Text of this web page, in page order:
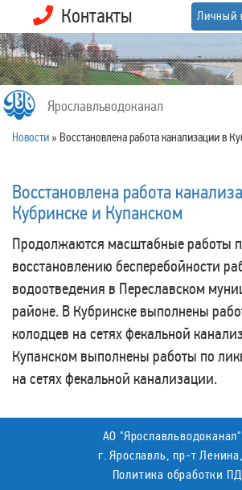
Контакты Личный
Ярославльводоканал
Новости » Восстановлена работа канализации в
Восстановлена работа
Кубринске и Купанском
Продолжаются масштабные работы
восстановлению бесперебойности
водоотведения в Переславском
районе. В Кубринске выполнены
колодцев на сетях фекальной
Купанском выполнены работы по
на сетях фекальной канализации.
АО
г. Ярославль, пр-т
Политика обработки